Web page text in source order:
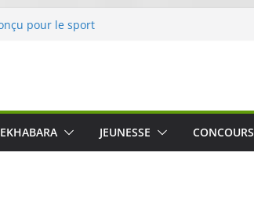
: un casque audio
la nature »
et engagée à
film concert
JEUNESSE CONCOURS